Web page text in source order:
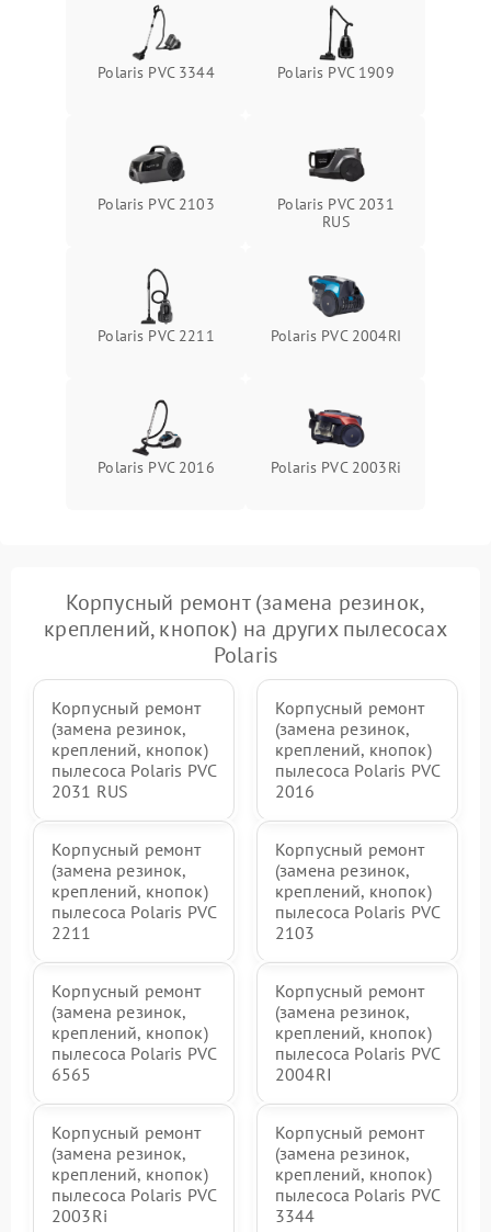
Polaris PVC 3344 Polaris PVC 1909
Polaris PVC 2103
Polaris PVC 2031
RUS
Polaris PVC 2211 Polaris PVC 2004RI
Polaris PVC 2016 Polaris PVC 2003Ri
Корпусный ремонт (замена резинок,
креплений, кнопок) на других пылесосах
Polaris
Корпусный ремонт
(замена резинок,
креплений, кнопок)
пылесоса Polaris PVC
2031 RUS
Корпусный ремонт
(замена резинок,
креплений, кнопок)
пылесоса Polaris PVC
2016
Корпусный ремонт
(замена резинок,
креплений, кнопок)
пылесоса Polaris PVC
2211
Корпусный ремонт
(замена резинок,
креплений, кнопок)
пылесоса Polaris PVC
2103
Корпусный ремонт
(замена резинок,
креплений, кнопок)
пылесоса Polaris PVC
6565
Корпусный ремонт
(замена резинок,
креплений, кнопок)
пылесоса Polaris PVC
2004RI
Корпусный ремонт
(замена резинок,
креплений, кнопок)
пылесоса Polaris PVC
2003Ri
Корпусный ремонт
(замена резинок,
креплений, кнопок)
пылесоса Polaris PVC
3344